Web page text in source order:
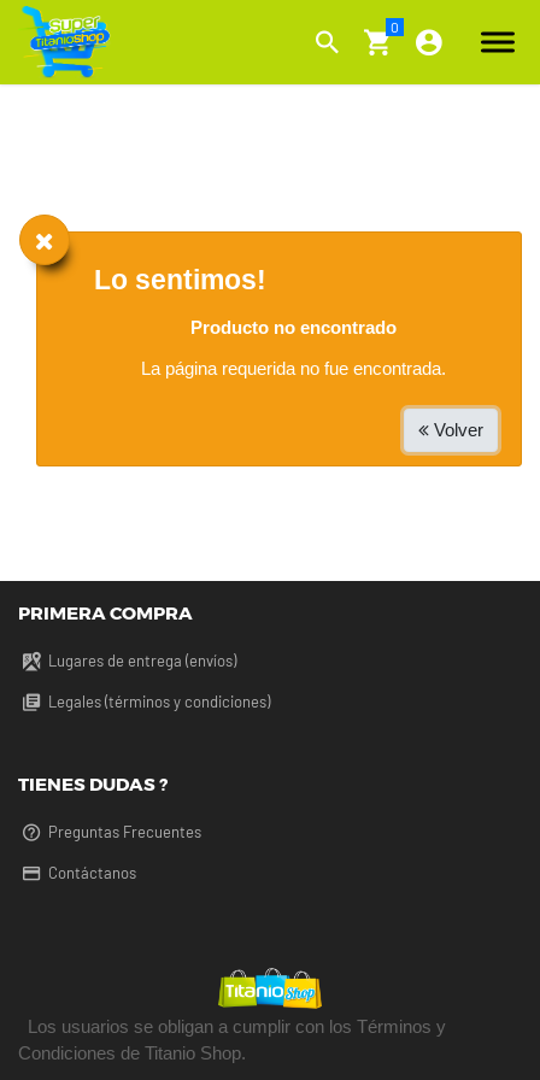
Lo sentimos!
Producto no encontrado
La página requerida no fue encontrada.
Volver
PRIMERA COMPRA
Lugares de entrega (envíos)
Legales (términos y condiciones)
TIENES DUDAS ?
Preguntas Frecuentes
Contáctanos
Los usuarios se obligan a cumplir con los Términos y
Condiciones de Titanio Shop.